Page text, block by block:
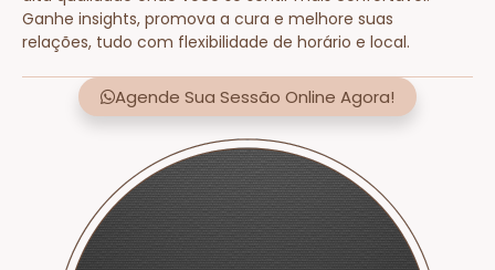
Ganhe insights, promova a cura e melhore suas
relações, tudo com flexibilidade de horário e local.
Agende Sua Sessão Online Agora!